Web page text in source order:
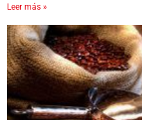
Leer más »